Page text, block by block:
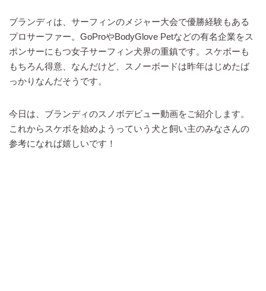
ブランディは、サーフィンのメジャー大会で優勝経験もある
プロサーファー。GoProやBodyGlove Petなどの有名企業をス
ポンサーにもつ女子サーフィン犬界の重鎮です。スケボーも
もちろん得意、なんだけど、スノーボードは昨年はじめたば
っかりなんだそうです。
今日は、ブランディのスノボデビュー動画をご紹介します。
これからスケボを始めようっていう犬と飼い主のみなさんの
参考になれば嬉しいです！